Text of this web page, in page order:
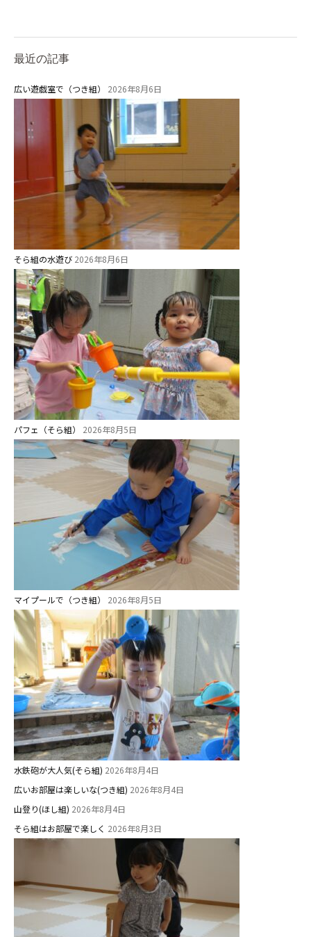
最近の記事
広い遊戯室で（つき組） 2026年8月6日
そら組の水遊び 2026年8月6日
パフェ（そら組） 2026年8月5日
マイプールで（つき組） 2026年8月5日
水鉄砲が大人気(そら組) 2026年8月4日
広いお部屋は楽しいな(つき組) 2026年8月4日
山登り(ほし組) 2026年8月4日
そら組はお部屋で楽しく 2026年8月3日
学校法⼈鴨⾕学園 鳳幼稚園
学校法⼈諏訪森学園 諏訪森幼稚
⼤阪府私⽴幼稚園連盟
社会福祉法人野田福祉会